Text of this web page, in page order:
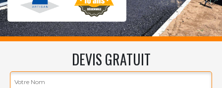
DEVIS GRATUIT